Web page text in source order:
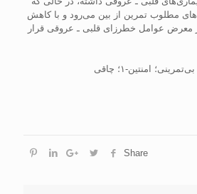
مطلوب تمرین از بین می‌رود و با کاهش
۱، افراد در معرض عوامل خطرزای قلبی ـ عروقی قرار
امنتین-۱؛ چاقی
Share